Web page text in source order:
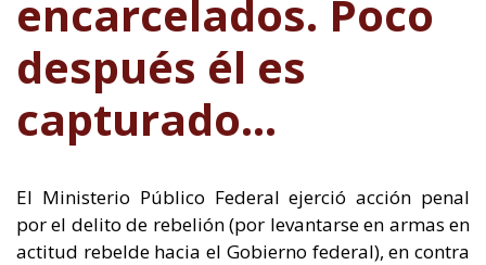
encarcelados. Poco
después él es
capturado...
El Ministerio Público Federal ejerció acción penal
por el delito de rebelión (por levantarse en armas en
actitud rebelde hacia el Gobierno federal), en contra